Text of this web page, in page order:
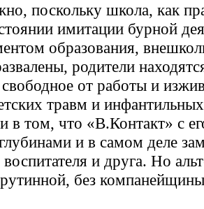
поскольку школа, как
имитации бурной
образования,
родители
от работы и
травм и
в том, что «В.Контакт» с
и в самом деле
и друга. Но
без